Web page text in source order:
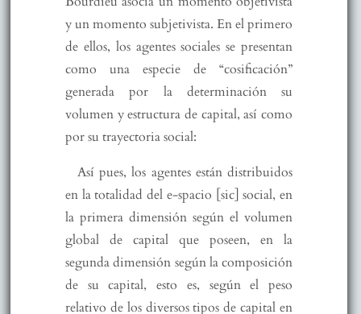
y un momento subjetivista. En el primero
de ellos, los agentes sociales se presentan
como una especie de “cosificación”
generada por la determinación su
volumen y estructura de capital, así como
por su trayectoria social:
Así pues, los agentes están distribuidos
en la totalidad del e-spacio [sic] social, en
la primera dimensión según el volumen
global de capital que poseen, en la
segunda dimensión según la composición
de su capital, esto es, según el peso
relativo de los diversos tipos de capital en